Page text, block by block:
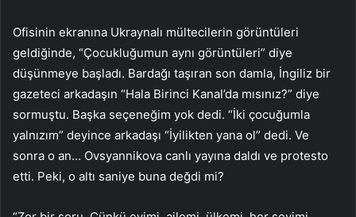
Ofisinin ekranına Ukraynalı mültecilerin görüntüleri
geldiğinde, “Çocukluğumun aynı görüntüleri” diye
düşünmeye başladı. Bardağı taşıran son damla, İngiliz bir
gazeteci arkadaşın “Hala Birinci Kanal’da mısınız?” diye
sormuştu. Başka seçeneğim yok dedi. “İki çocuğumla
yalnızım” deyince arkadaşı “İyilikten yana ol” dedi. Ve
sonra o an… Ovsyannikova canlı yayına daldı ve protesto
etti. Peki, o altı saniye buna değdi mi?